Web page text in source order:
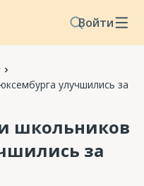
Войти
улучшились за
школьников
за